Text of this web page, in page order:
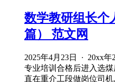
数学教研组长个
篇） 范文网
2025年4月23日 · 20xx
专业培训合格后进入选
直在重介工段做岗位司